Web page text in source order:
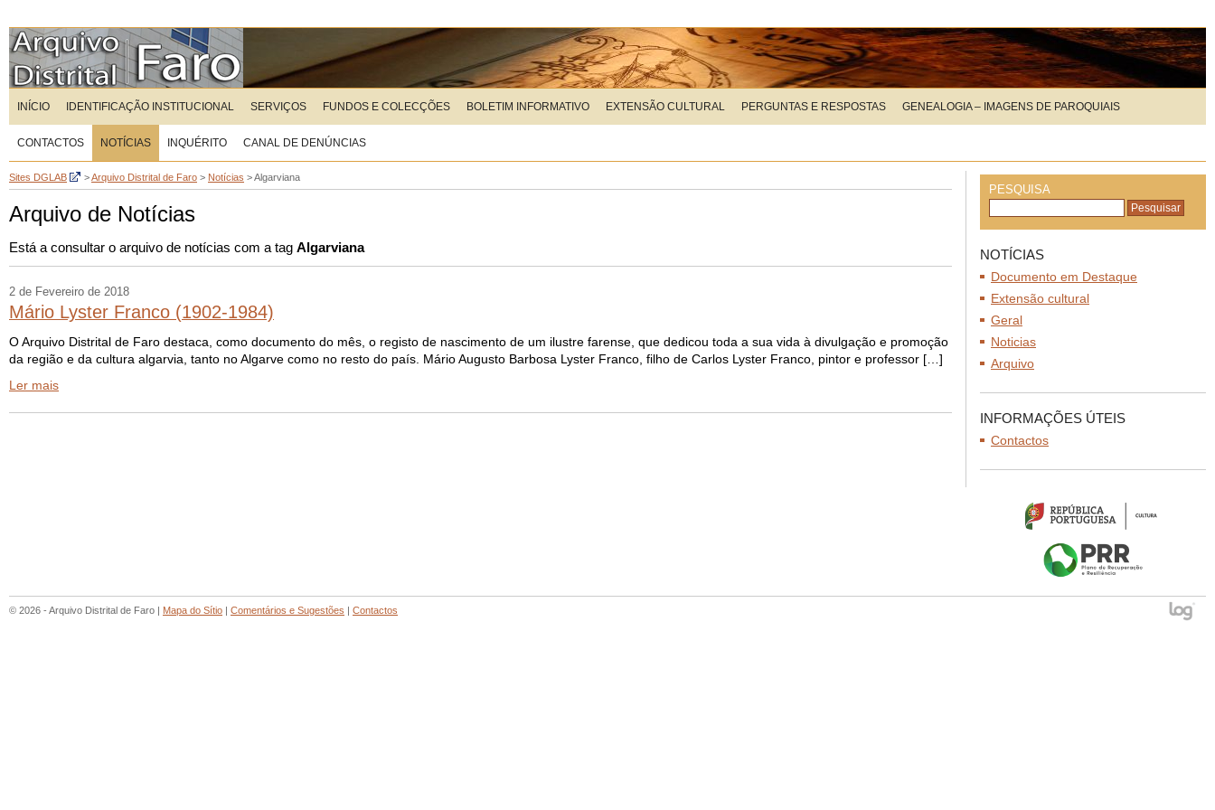
INÍCIO IDENTIFICAÇÃO INSTITUCIONAL SERVIÇOS FUNDOS E COLECÇÕES BOLETIM INFORMATIVO EXTENSÃO CULTURAL PERGUNTAS E RESPOSTAS GENEALOGIA – IMAGENS DE PAROQUIAIS
CONTACTOS NOTÍCIAS INQUÉRITO CANAL DE DENÚNCIAS
Sites DGLAB >Arquivo Distrital de Faro > Notícias >Algarviana
Arquivo de Notícias
Está a consultar o arquivo de notícias com a tag Algarviana
2 de Fevereiro de 2018
Mário Lyster Franco (1902-1984)
O Arquivo Distrital de Faro destaca, como documento do mês, o registo de nascimento de um ilustre farense, que dedicou toda a sua vida à divulgação e promoção
da região e da cultura algarvia, tanto no Algarve como no resto do país. Mário Augusto Barbosa Lyster Franco, filho de Carlos Lyster Franco, pintor e professor […]
Ler mais
PESQUISA
NOTÍCIAS
Documento em Destaque
Extensão cultural
Geral
Noticias
Arquivo
INFORMAÇÕES ÚTEIS
Contactos
© 2026 - Arquivo Distrital de Faro | Mapa do Sítio Comentários e Sugestões Contactos